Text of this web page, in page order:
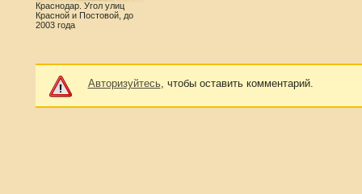
Краснодар. Угол улиц
Красной и Постовой, до
2003 года
Авторизуйтесь, чтобы оставить комментарий.